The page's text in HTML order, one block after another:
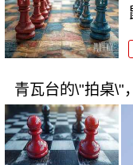
青瓦台的\"拍桌\"